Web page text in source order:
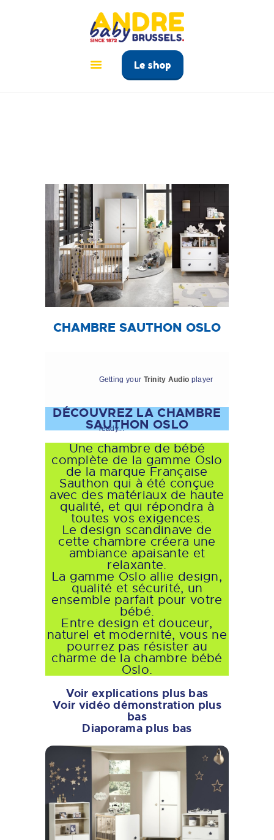
Le shop
ANDRÉ BABY BRUSSELS
Le tout pour bébé à Bruxelles
ACCUEIL
CHAMBRE SAUTHON OSLO
Getting your Trinity Audio player
ready...
DÉCOUVREZ LA CHAMBRE
SAUTHON OSLO
Une chambre de bébé
complète de la gamme Oslo
de la marque Française
Sauthon qui à été conçue
avec des matériaux de haute
qualité, et qui répondra à
toutes vos exigences.
Le design scandinave de
cette chambre créera une
ambiance apaisante et
relaxante.
La gamme Oslo allie design,
qualité et sécurité, un
ensemble parfait pour votre
bébé.
Entre design et douceur,
naturel et modernité, vous ne
pourrez pas résister au
charme de la chambre bébé
Oslo.
Voir explications plus bas
Voir vidéo démonstration plus
bas
Diaporama plus bas